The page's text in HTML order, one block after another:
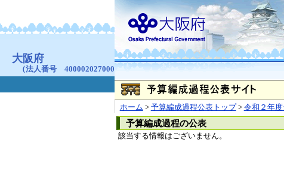
ホーム > 予算編成過程公表トップ> 令和２年度
予算編成過程の公表
該当する情報はございません。
お問合せ 個人情報の取り扱いに
大阪府
（法人番号 4000020270008）
本庁 〒540-8570 大阪市中央
咲洲庁舎
〒559-8555 大阪市住之
© Copyright 2003-2026